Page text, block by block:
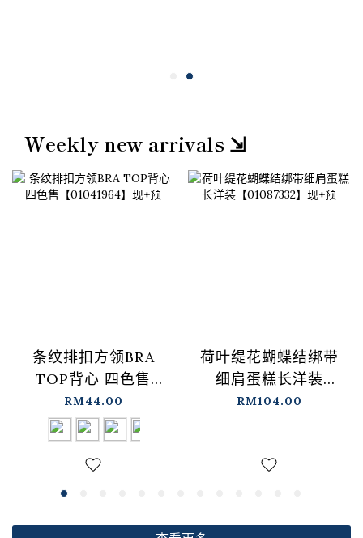
Weekly new arrivals ⇲
条纹排扣方领BRA
TOP背心 四色售
【01041964】现+预
RM44.00
荷叶缇花蝴蝶结绑带
细肩蛋糕长洋装
【01087332】现+预
RM104.00